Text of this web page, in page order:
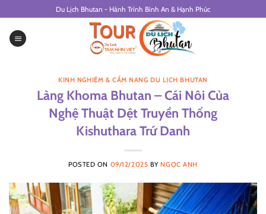
to
content
Du Lịch Bhutan - Hành Trình Bình An & Hạnh Phúc
KINH NGHIỆM & CẨM NANG DU LỊCH BHUTAN
Làng Khoma Bhutan – Cái Nôi Của
Nghệ Thuật Dệt Truyền Thống
Kishuthara Trứ Danh
POSTED ON 09/12/2025 BYNGỌC ANH